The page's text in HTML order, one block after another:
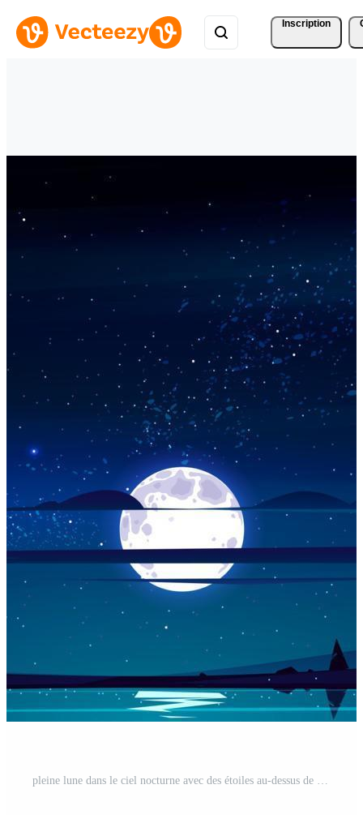
Inscription
pleine lune dans le ciel nocturne avec des étoiles au-dessus de l'étang. Vecteur Gratuit